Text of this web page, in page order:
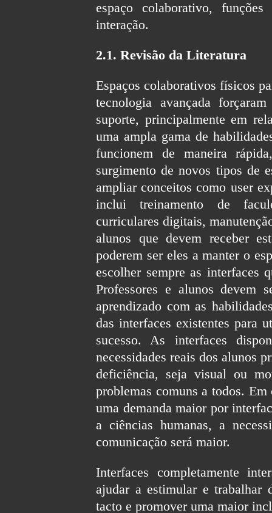
espaço colaborativo,
interação.
2.1. Revisão da Literatura
Espaços colaborativos físicos
tecnologia avançada
suporte, principalmente em
uma ampla gama de
funcionem de maneira
surgimento de novos tipos de
ampliar conceitos como user
inclui treinamento de
curriculares digitais,
alunos que devem receber
poderem ser eles a manter o
escolher sempre as interfaces
Professores e alunos devem
aprendizado com as
das interfaces existentes para
sucesso. As interfaces
necessidades reais dos alunos
deficiência, seja visual ou
problemas comuns a todos.
uma demanda maior por
a ciências humanas, a
comunicação será maior.
Interfaces completamente
ajudar a estimular e trabalhar
tacto e promover uma maior